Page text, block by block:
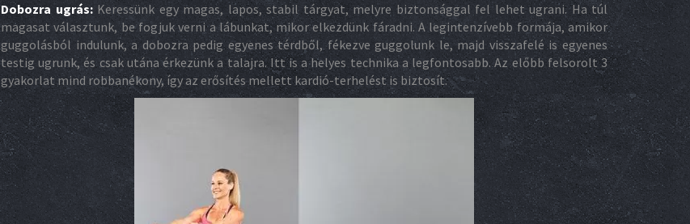
Dobozra ugrás:Keressünk egy magas, lapos, stabil tárgyat, melyre biztonsággal fel lehet ugrani. Ha túl
magasat választunk, be fogjuk verni a lábunkat, mikor elkezdünk fáradni. A legintenzívebb formája, amikor
guggolásból indulunk, a dobozra pedig egyenes térdből, fékezve guggolunk le, majd visszafelé is egyenes
testig ugrunk, és csak utána érkezünk a talajra. Itt is a helyes technika a legfontosabb. Az előbb felsorolt 3
gyakorlat mind robbanékony, így az erősítés mellett kardió-terhelést is biztosít.